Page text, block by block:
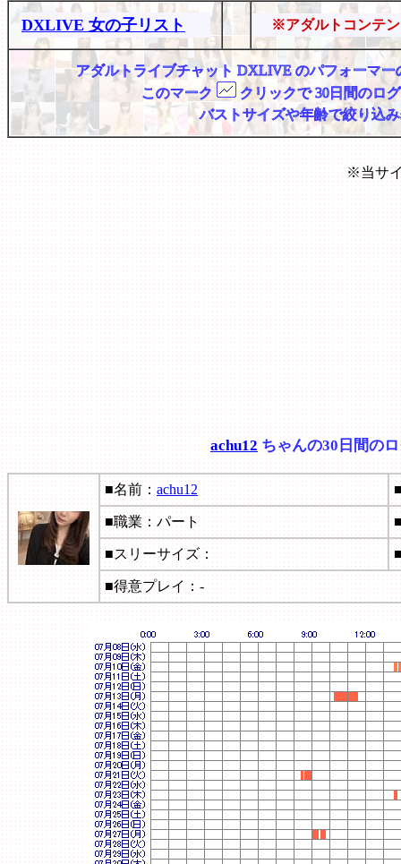
DXLIVE 女の子リスト ※アダルトコンテ
アダルトライブチャット DXLIVE のパフォーマ
このマーク
クリックで 30日間のロ
バストサイズや年齢で絞り込
※当サ
achu12 ちゃんの30日間の
■名前：achu12
■職業：パート
■スリーサイズ：
■得意プレイ：-